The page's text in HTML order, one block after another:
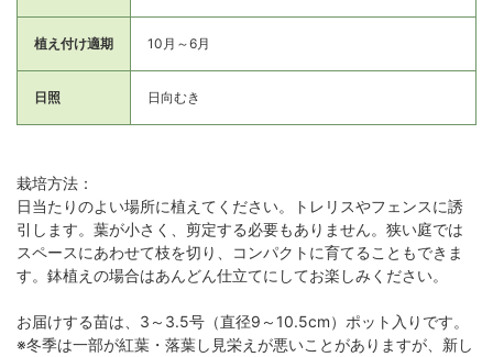
植え付け適期 10月～6月
日照 日向むき
栽培方法：
日当たりのよい場所に植えてください。トレリスやフェンスに誘
引します。葉が小さく、剪定する必要もありません。狭い庭では
スペースにあわせて枝を切り、コンパクトに育てることもできま
す。鉢植えの場合はあんどん仕立てにしてお楽しみください。
お届けする苗は、3～3.5号（直径9～10.5cm）ポット入りです。
※冬季は一部が紅葉・落葉し見栄えが悪いことがありますが、新し